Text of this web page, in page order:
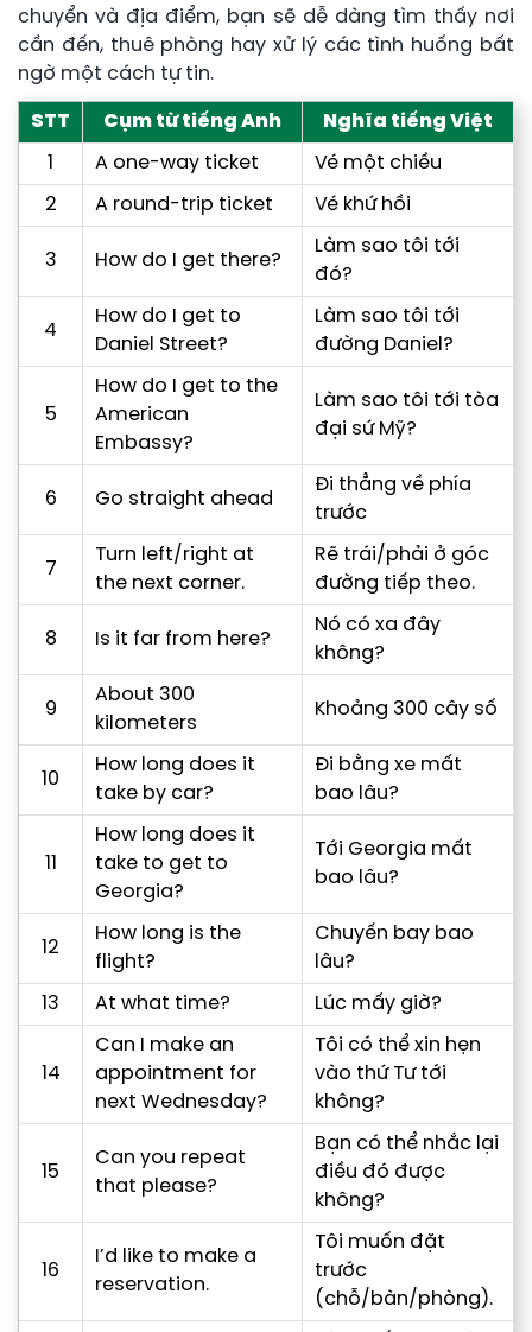
chuyển và địa điểm, bạn sẽ dễ dàng tìm thấy nơi
cần đến, thuê phòng hay xử lý các tình huống bất
ngờ một cách tự tin.
STT Cụm từ tiếng Anh Nghĩa tiếng Việt
1 A one-way ticket Vé một chiều
2 A round-trip ticket Vé khứ hồi
3 How do I get there?
Làm sao tôi tới
đó?
4
How do I get to
Daniel Street?
Làm sao tôi tới
đường Daniel?
5
How do I get to the
American
Embassy?
Làm sao tôi tới tòa
đại sứ Mỹ?
6 Go straight ahead
Đi thẳng về phía
trước
7
Turn left/right at
the next corner.
Rẽ trái/phải ở góc
đường tiếp theo.
8 Is it far from here?
Nó có xa đây
không?
9
About 300
kilometers
Khoảng 300 cây số
10
How long does it
take by car?
Đi bằng xe mất
bao lâu?
11
How long does it
take to get to
Georgia?
Tới Georgia mất
bao lâu?
12
How long is the
flight?
Chuyến bay bao
lâu?
13 At what time? Lúc mấy giờ?
14
Can I make an
appointment for
next Wednesday?
Tôi có thể xin hẹn
vào thứ Tư tới
không?
15
Can you repeat
that please?
Bạn có thể nhắc lại
điều đó được
không?
16
I’d like to make a
reservation.
Tôi muốn đặt
trước
(chỗ/bàn/phòng).